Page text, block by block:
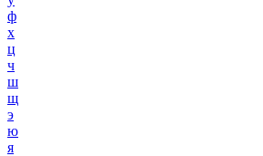
ф
х
ц
ч
ш
щ
э
ю
я